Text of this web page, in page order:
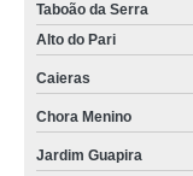
Taboão da Serra
Alto do Pari
Caieras
Chora Menino
Jardim Guapira